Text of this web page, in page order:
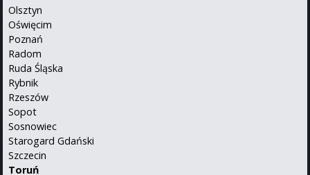
Olsztyn
Oświęcim
Poznań
Radom
Ruda Śląska
Rybnik
Rzeszów
Sopot
Sosnowiec
Starogard Gdański
Szczecin
Toruń